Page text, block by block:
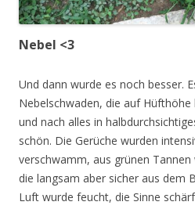
Nebel <3
Und dann wurde es noch besser.
Nebelschwaden, die auf
und nach alles in
schön. Die Gerüche wurden
verschwamm, aus grünen
die langsam aber sicher aus dem
Luft wurde feucht, die Sinne